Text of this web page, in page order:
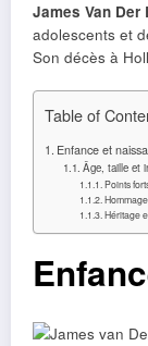
James Van Der
adolescents et
Son décès à
Table of
Enfance et
Âge, taille et
Points
Héritage